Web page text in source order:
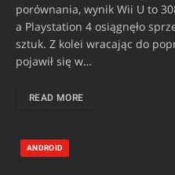
porównania, wynik Wii U to
a Playstation 4 osiągnęło
sztuk. Z kolei wracając do
pojawił się w…
READ MORE
ANDROID